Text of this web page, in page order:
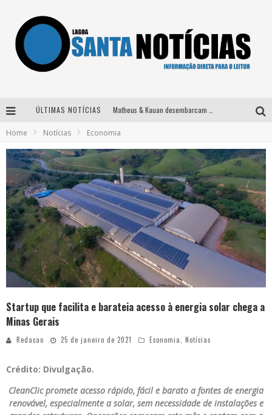
ÚLTIMAS NOTÍCIAS
Selo Moda Music confirma Bel Costa no palco Talentos da Terra do Pedro Leopoldo Rodeio Show
Após sair da KondZilla, DJ Danny Albuquerque inicia nova fase
Home Notícias Economia
Startup que facilita e barateia acesso à energia solar chega a
Minas Gerais
Redacao 25 de janeiro de 2021 Economia, Notícias
Crédito: Divulgação.
CleanClic promete acesso rápido, fácil e barato a fontes de energia
renovável, especialmente a solar, sem necessidade de instalações e